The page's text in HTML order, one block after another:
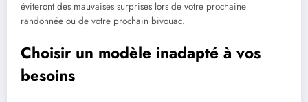
éviteront des mauvaises surprises lors de votre prochaine
randonnée ou de votre prochain bivouac.
Choisir un modèle inadapté à vos
besoins